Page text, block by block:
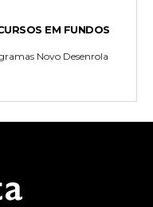
EM FUNDOS
Novo Desenrola